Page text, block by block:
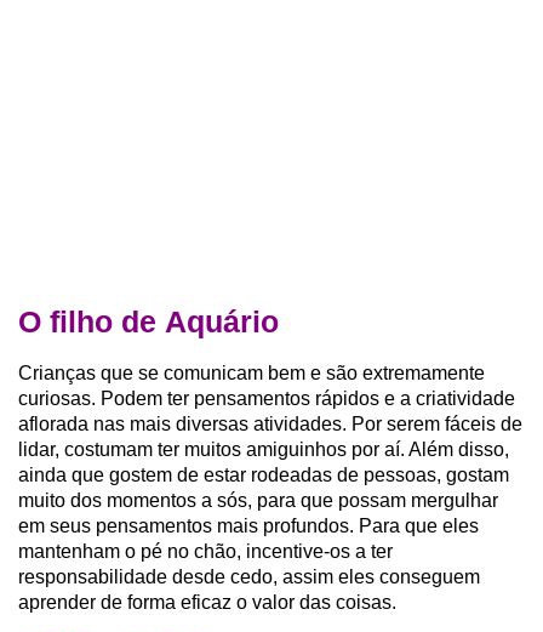
O filho de Aquário
Crianças que se comunicam bem e são extremamente
curiosas. Podem ter pensamentos rápidos e a criatividade
aflorada nas mais diversas atividades. Por serem fáceis de
lidar, costumam ter muitos amiguinhos por aí. Além disso,
ainda que gostem de estar rodeadas de pessoas, gostam
muito dos momentos a sós, para que possam mergulhar
em seus pensamentos mais profundos. Para que eles
mantenham o pé no chão, incentive-os a ter
responsabilidade desde cedo, assim eles conseguem
aprender de forma eficaz o valor das coisas.